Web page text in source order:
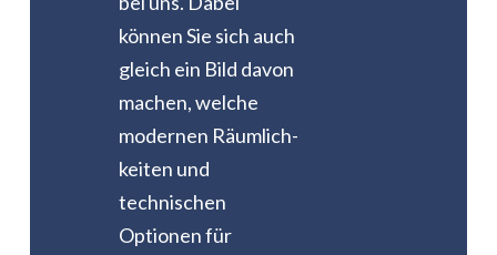
können Sie sich auch
gleich ein Bild davon
machen, welche
modernen Räumlich­
keiten und
technischen
Optionen für